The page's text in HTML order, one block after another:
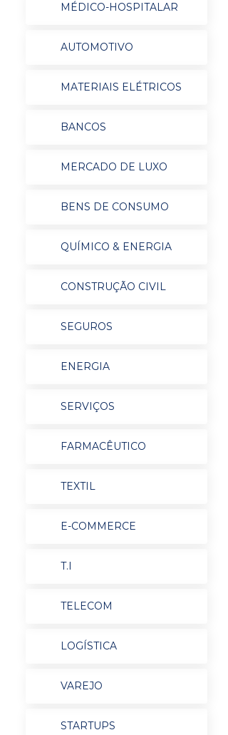
MÉDICO-HOSPITALAR
AUTOMOTIVO
MATERIAIS ELÉTRICOS
BANCOS
MERCADO DE LUXO
BENS DE CONSUMO
QUÍMICO & ENERGIA
CONSTRUÇÃO CIVIL
SEGUROS
ENERGIA
SERVIÇOS
FARMACÊUTICO
TEXTIL
E-COMMERCE
T.I
TELECOM
LOGÍSTICA
VAREJO
STARTUPS